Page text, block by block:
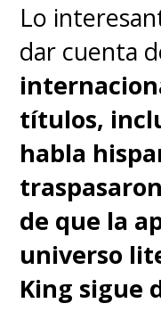
Lo
dar cuenta
títulos,
habla
de que la
universo
King sigue